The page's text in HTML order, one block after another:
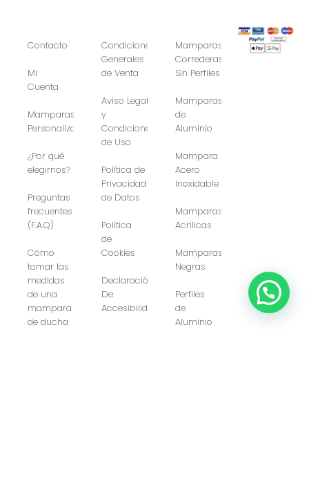
Contacto
Mi
Cuenta
Mamparas
Personalizadas
¿Por qué
elegirnos?
Preguntas
frecuentes
(F.A.Q)
Cómo
tomar las
medidas
de una
mampara
de ducha
Condiciones
Generales
de Venta
Aviso Legal
y
Condiciones
de Uso
Política de
Privacidad
de Datos
Política
de
Cookies
Declaración
De
Accesibilidad
Mamparas
Correderas
Sin Perfiles
Mamparas
de
Aluminio
Mampara
Acero
Inoxidable
Mamparas
Acrilicas
Mamparas
Negras
Perfiles
de
Aluminio
Artículo añadido al carrito.
0 artículos -0,00
Finalizar Compra